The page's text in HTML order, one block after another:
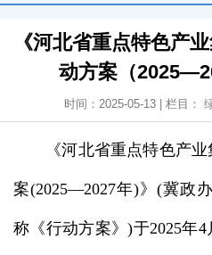
《河北省重点特色产
动方案（
时间：2025-05-13 | 栏目：
《河北省重点特色产业
案(2025—2027年)》(冀政
称《行动方案》)于2025年